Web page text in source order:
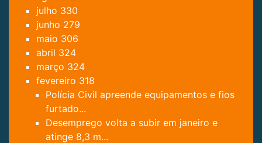
julho 330
junho 279
maio 306
abril 324
março 324
fevereiro 318
Polícia Civil apreende equipamentos e fios
furtado...
Desemprego volta a subir em janeiro e
atinge 8,3 m...